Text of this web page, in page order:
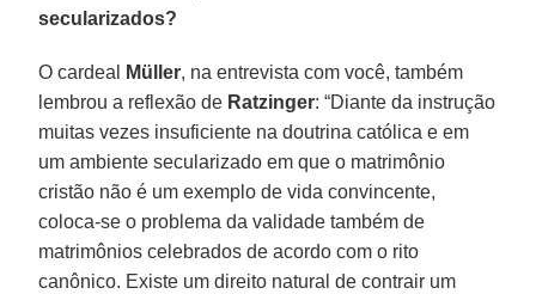
secularizados?
O cardeal Müller, na entrevista com você, também
lembrou a reflexão de Ratzinger: “Diante da instrução
muitas vezes insuficiente na doutrina católica e em
um ambiente secularizado em que o matrimônio
cristão não é um exemplo de vida convincente,
coloca-se o problema da validade também de
matrimônios celebrados de acordo com o rito
canônico. Existe um direito natural de contrair um